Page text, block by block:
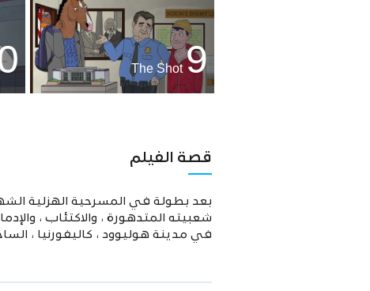
9
The Shot
قصة الفيلم
شعبيته المتدهورة ، والاكتئاب ،
في مدينة هوليوود ، كاليفورنيا ،